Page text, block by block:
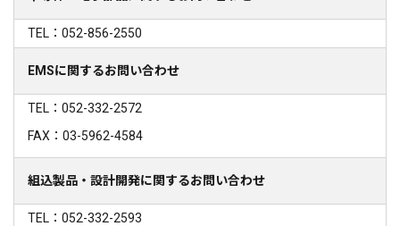
TEL：052-856-2550
EMSに関するお問い合わせ
TEL：052-332-2572
FAX：03-5962-4584
組込製品・設計開発に関するお問い合わせ
TEL：052-332-2593